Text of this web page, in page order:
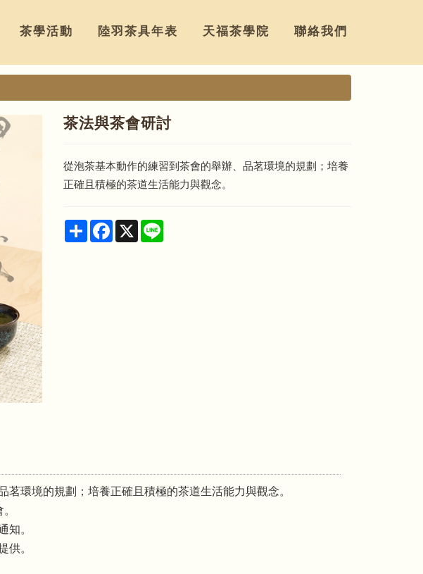
茶學活動 陸羽茶具年表 天福茶學院 聯絡我們
茶法與茶會研討
從泡茶基本動作的練習到茶會的舉辦、品茗環境的規劃；培養
正確且積極的茶道生活能力與觀念。
Share Facebook
X
環境的規劃；培養正確且積極的茶道生活能力與觀念。
知。
供。